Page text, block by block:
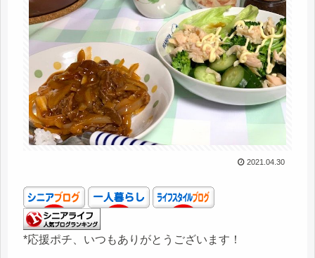
2021.04.30
*応援ポチ、いつもありがとうございます！